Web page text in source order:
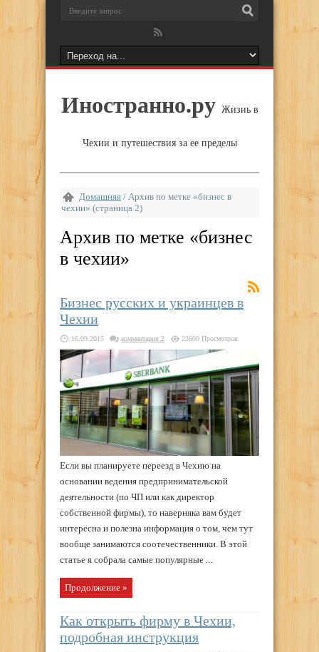
Иностранно.ру Жизнь в
Чехии и путешествия за ее пределы
Домашняя / Архив по метке «бизнес в
чехии» (страница 2)
Архив по метке «бизнес
в чехии»
Бизнес русских и украинцев в
Чехии
16.09.2015 комментария 2 23600 Просмотров
Если вы планируете переезд в Чехию на
основании ведения предпринимательской
деятельности (по ЧП или как директор
собственной фирмы), то наверняка вам будет
интересна и полезна информация о том, чем тут
вообще занимаются соотечественники. В этой
статье я собрала самые популярные ...
Продолжение »
Как открыть фирму в Чехии,
подробная инструкция